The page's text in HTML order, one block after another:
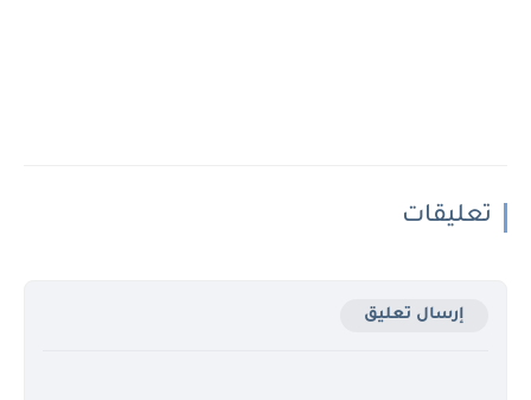
تعليقات
إرسال تعليق